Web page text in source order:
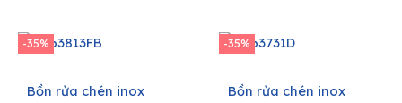
-35%
Bồn rửa chén inox
-35%
Bồn rửa chén inox